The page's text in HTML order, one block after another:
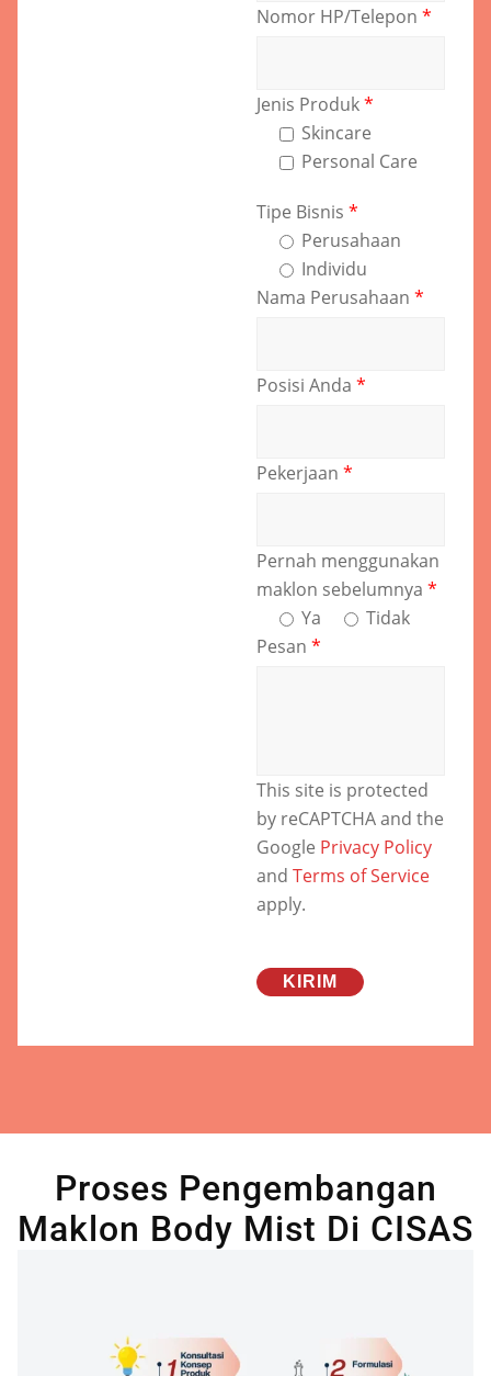
Nomor HP/Telepon *
Jenis Produk*
Skincare
Personal Care
Tipe Bisnis *
Perusahaan
Individu
Nama Perusahaan *
Posisi Anda *
Pekerjaan *
Pernah menggunakan
maklon sebelumnya *
Ya
Tidak
Pesan *
This site is protected
by reCAPTCHA and the
Google Privacy Policy
and Terms of Service
apply.
Proses Pengembangan
Maklon Body Mist Di CISAS